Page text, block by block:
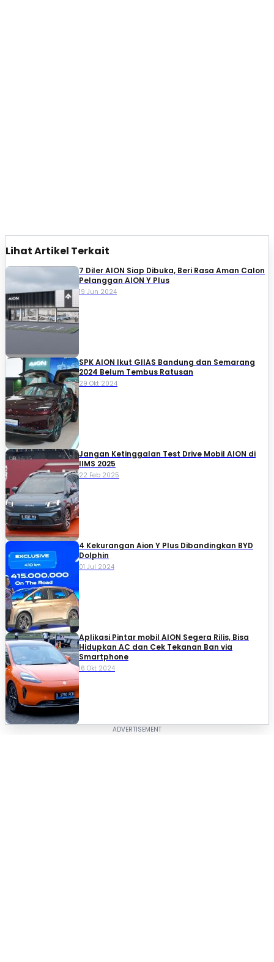
Lihat Artikel Terkait
7 Diler AION Siap Dibuka, Beri Rasa Aman Calon
Pelanggan AION Y Plus
19 Jun 2024
SPK AION Ikut GIIAS Bandung dan Semarang
2024 Belum Tembus Ratusan
29 Okt 2024
Jangan Ketinggalan Test Drive Mobil AION di
IIMS 2025
22 Feb 2025
4 Kekurangan Aion Y Plus Dibandingkan BYD
Dolphin
01 Jul 2024
Aplikasi Pintar mobil AION Segera Rilis, Bisa
Hidupkan AC dan Cek Tekanan Ban via
Smartphone
16 Okt 2024